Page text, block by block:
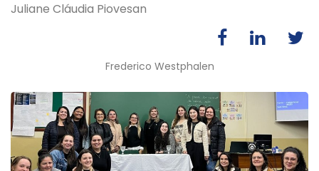
Juliane Cláudia Piovesan
Frederico Westphalen